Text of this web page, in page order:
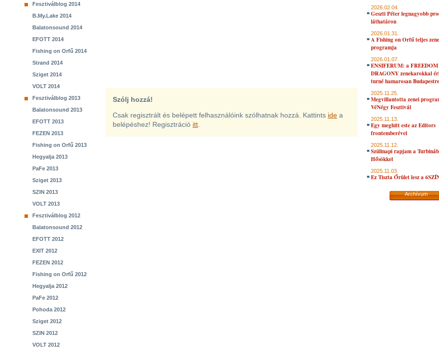
Fesztiválblog 2014
B.My.Lake 2014
Balatonsound 2014
EFOTT 2014
Fishing on Orfű 2014
Strand 2014
Sziget 2014
VOLT 2014
Fesztiválblog 2013
Balatonsound 2013
EFOTT 2013
FEZEN 2013
Fishing on Orfű 2013
Hegyalja 2013
PaFe 2013
Sziget 2013
SZIN 2013
VOLT 2013
Fesztiválblog 2012
Balatonsound 2012
EFOTT 2012
EXIT 2012
FEZEN 2012
Fishing on Orfű 2012
Hegyalja 2012
PaFe 2012
Pohoda 2012
Sziget 2012
SZIN 2012
VOLT 2012
Szólj hozzá!
Csak regisztrált és belépett felhasználóink szólhatnak hozzá. Kattints ide a
belépéshez! Regisztráció itt
2026.02.04.
Geszti Péter legnagyobb
láthatáron
2026.01.31.
A Fishing on Orfű teljes
programja
2026.01.07.
ENSIFERUM: a
DRAGONY zenekarokkal
turné hamarosan Budapestre
2025.11.25.
Megvillantotta zenei
VéNégy Fesztivál
2025.11.13.
Egy meghitt este az Editors
frontemberével
2025.11.12.
Szülinapi rapjam a
Hősökkel
2025.11.03.
Ez Tiszta Őrület lesz a
Archívum